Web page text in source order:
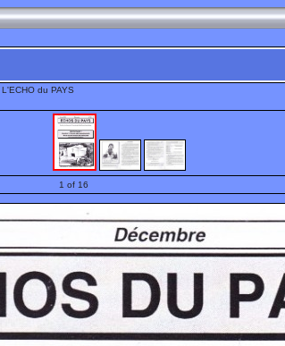
L'ECHO du PAYS
1 of 16